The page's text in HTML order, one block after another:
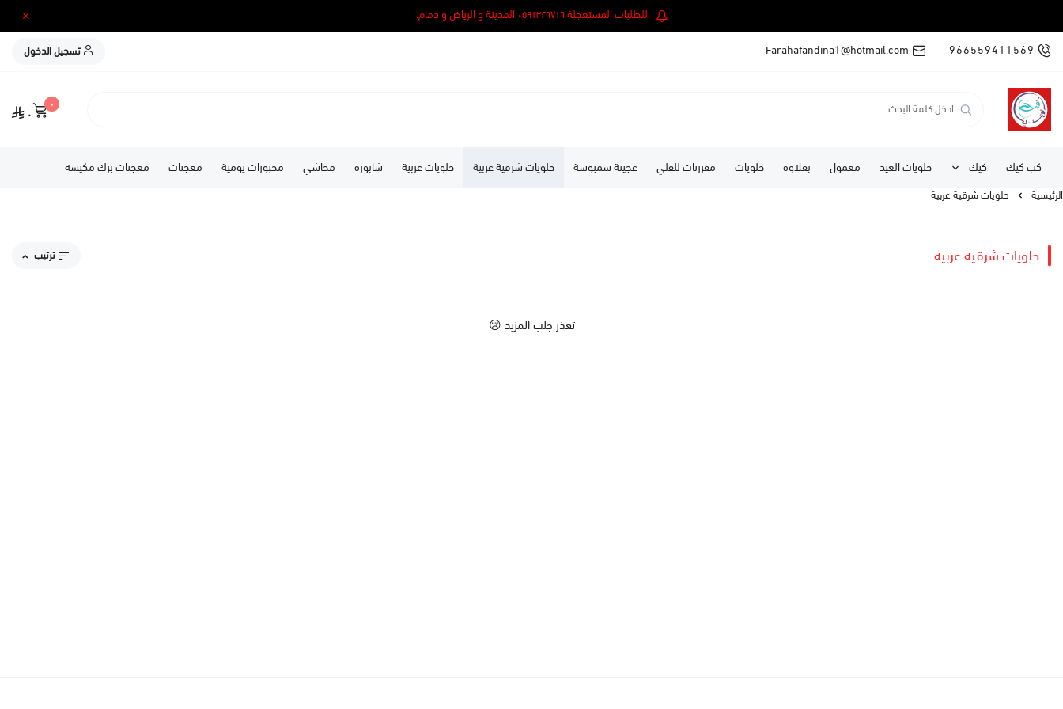
للطلبات المستعجلة ٠٥٩١٣٢٦٧١٦ المدينة و الرياض و دمام.
966559411569
Farahafandina1@hotmail.com تسجيل الدخول
٠
٠
كب كيك كيك حلويات العيد معمول بقلاوة حلويات مفرزنات للقلي عجينة سمبوسة حلويات شرقية عربية حلويات غربية شابورة محاشي مخبوزات يومية معجنات معجنات برك مكيسه
الرئيسية حلويات شرقية عربية
حلويات شرقية عربية ترتيب
تعذر جلب المزيد 😢